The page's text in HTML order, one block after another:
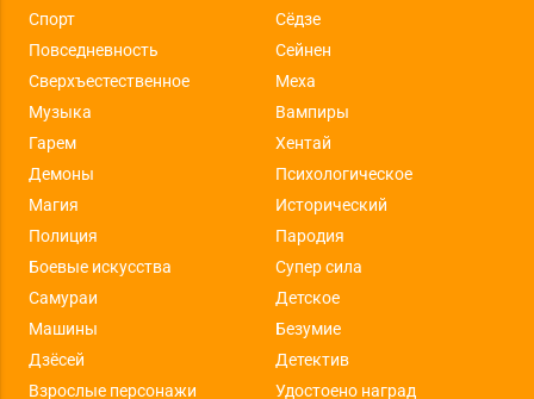
Спорт
Сёдзе
Повседневность
Сейнен
Сверхъестественное
Меха
Музыка
Вампиры
Гарем
Хентай
Демоны
Психологическое
Магия
Исторический
Полиция
Пародия
Боевые искусства
Супер сила
Самураи
Детское
Машины
Безумие
Дзёсей
Детектив
Взрослые персонажи
Удостоено наград